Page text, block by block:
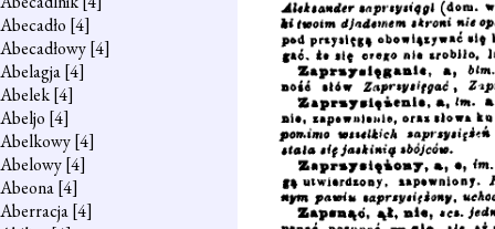
Abecadło [4]
Abecadłowy[4]
Abelagja[4]
Abelek[4]
Abeljo [4]
Abelkowy[4]
Abelowy[4]
Abeona[4]
Aberracja[4]